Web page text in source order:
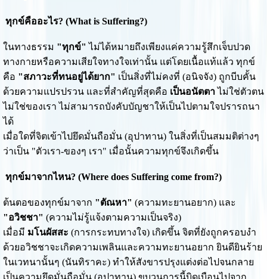
ทุกข์คืออะไร? (What is Suffering?)
ในทางธรรม "ทุกข์" ไม่ได้หมายถึงเพียงแค่ความรู้สึกเจ็บปวด
ทางกายหรือความเสียใจทางใจเท่านั้น แต่โดยเนื้อแท้แล้ว ทุกข์
คือ "สภาวะที่ทนอยู่ได้ยาก" เป็นสิ่งที่ไม่คงที่ (อนิจจัง) ถูกบีบคั้น
ด้วยความแปรปรวน และที่สำคัญที่สุดคือ เป็นอนัตตาไม่ใช่ตัวตน
ไม่ใช่ของเรา ไม่สามารถบังคับบัญชาให้เป็นไปตามใจปรารถนา
ได้
เมื่อใดที่จิตเข้าไปยึดมั่นถือมั่น (อุปาทาน) ในสิ่งที่เป็นสมมติต่างๆ
ว่าเป็น "ตัวเรา-ของๆ เรา" เมื่อนั้นความทุกข์จึงเกิดขึ้น
ทุกข์มาจากไหน? (Where does Suffering come from?)
ต้นตอของทุกข์มาจาก "ตัณหา" (ความทะยานอยาก) และ
"อวิชชา" (ความไม่รู้แจ้งตามความเป็นจริง)
เมื่อมี มโนผัสสะ (การกระทบทางใจ) เกิดขึ้น จิตที่ยังถูกครอบงำ
ด้วยอวิชชาจะเกิดความเพลินและความทะยานอยาก ยินดียินร้าย
ในเวทนานั้นๆ (นันทิราคะ) ทำให้สังขารปรุงแต่งต่อไปจนกลาย